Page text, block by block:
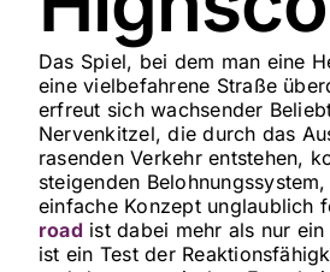
Das Spiel, bei dem man eine
eine vielbefahrene Straße
erfreut sich wachsender
Nervenkitzel, die durch das
rasenden Verkehr entstehen,
steigenden
einfache Konzept unglaublich
road ist dabei mehr als nur
ist ein Test der